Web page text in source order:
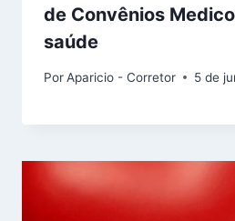
de Convênios
saúde
PorAparicio - Corretor 5 de